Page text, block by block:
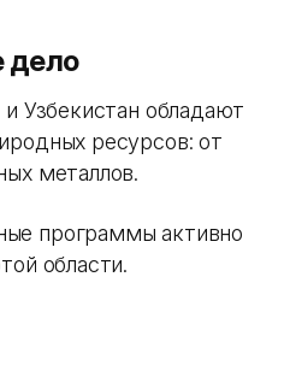
дело
Узбекистан обладают
ресурсов: от
металлов.
программы активно
области.